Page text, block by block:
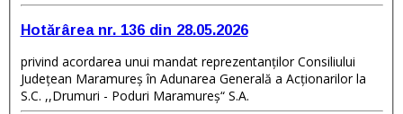
Hotărârea nr. 136 din 28.05.2026
privind acordarea unui mandat reprezentanților Consiliului
Județean Maramureş în Adunarea Generală a Acționarilor la
S.C. ,,Drumuri - Poduri Maramureş“ S.A.